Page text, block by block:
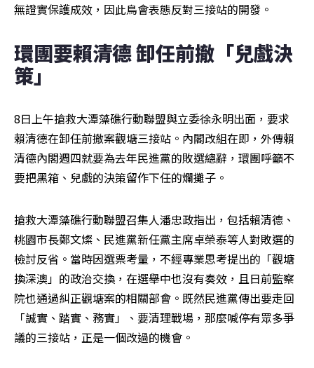
無證實保護成效，因此鳥會表態反對三接站的開發。
環團要賴清德 卸任前撤「兒戲決
策」
8日上午搶救大潭藻礁行動聯盟與立委徐永明出面，要求
賴清德在卸任前撤案觀塘三接站。內閣改組在即，外傳賴
清德內閣週四就要為去年民進黨的敗選總辭，環團呼籲不
要把黑箱、兒戲的決策留作下任的爛攤子。
搶救大潭藻礁行動聯盟召集人潘忠政指出，包括賴清德、
桃園市長鄭文燦、民進黨新任黨主席卓榮泰等人對敗選的
檢討反省。當時因選票考量，不經專業思考提出的「觀塘
換深澳」的政治交換，在選舉中也沒有奏效，且日前監察
院也通過糾正觀塘案的相關部會。既然民進黨傳出要走回
「誠實、踏實、務實」、要清理戰場，那麼喊停有眾多爭
議的三接站，正是一個改過的機會。